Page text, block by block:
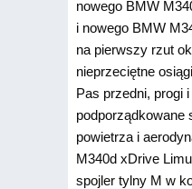
nowego BMW
i nowego BMW
na pierwszy rzut
nieprzeciętne
Pas przedni, progi i
podporządkowane
powietrza i
M340d xDrive
spojler tylny M w